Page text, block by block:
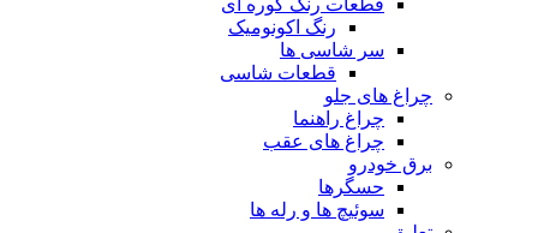
رنگ اکونومیک
سر شاسی ها
قطعات شاسی
چراغ های جلو
چراغ راهنما
چراغ های عقب
برق خودرو
حسگرها
سوئیچ ها و رله ها